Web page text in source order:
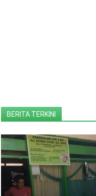
BERITA TERKINI